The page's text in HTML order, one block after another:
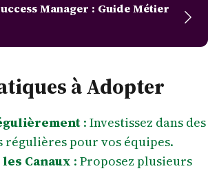
Manager : Guide Métier
à Adopter
: Investissez dans des
pour vos équipes.
Canaux : Proposez plusieurs